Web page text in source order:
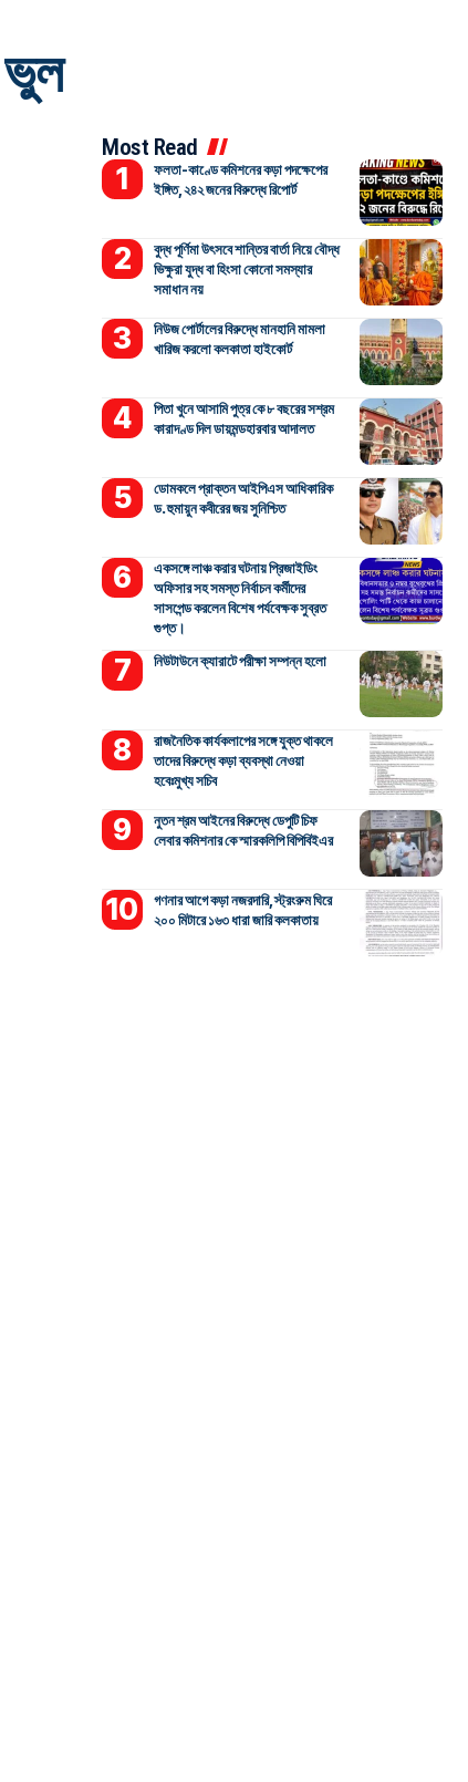
ভুল
Most Read
ফলতা-কাণ্ডে কমিশনের কড়া পদক্ষেপের
ইঙ্গিত, ২৪২ জনের বিরুদ্ধে রিপোর্ট
বুদ্ধ পূর্ণিমা উৎসবে শান্তির বার্তা নিয়ে বৌদ্ধ
ভিক্ষুরা যুদ্ধ বা হিংসা কোনো সমস্যার
সমাধান নয়
নিউজ পোর্টালের বিরুদ্ধে মানহানি মামলা
খারিজ করলো কলকাতা হাইকোর্ট
পিতা খুনে আসামি পুত্র কে ৮ বছরের সশ্রম
কারাদণ্ড দিল ডায়মন্ডহারবার আদালত
ডোমকলে প্রাক্তন আইপিএস আধিকারিক
ড. হুমায়ুন কবীরের জয় সুনিশ্চিত
একসঙ্গে লাঞ্চ করার ঘটনায় প্রিজাইডিং
অফিসার সহ সমস্ত নির্বাচন কর্মীদের
সাসপেন্ড করলেন বিশেষ পর্যবেক্ষক সুব্রত
গুপ্ত।
নিউটাউনে ক্যারাটে পরীক্ষা সম্পন্ন হলো
রাজনৈতিক কার্যকলাপের সঙ্গে যুক্ত থাকলে
তাদের বিরুদ্ধে কড়া ব্যবস্থা নেওয়া
হবেঃমুখ্য সচিব
নুতন শ্রম আইনের বিরুদ্ধে ডেপুটি চিফ
লেবার কমিশনার কে স্মারকলিপি বিপিবিইএর
গণনার আগে কড়া নজরদারি, স্ট্রংরুম ঘিরে
২০০ মিটারে ১৬৩ ধারা জারি কলকাতায়